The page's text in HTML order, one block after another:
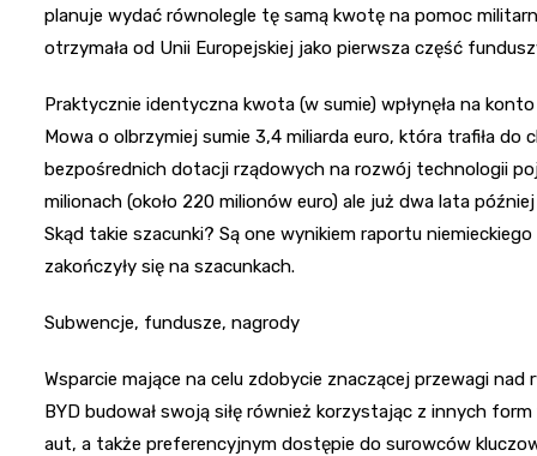
planuje wydać równolegle tę samą kwotę na pomoc
otrzymała od Unii Europejskiej jako pierwsza część
Praktycznie identyczna kwota (w sumie) wpłynęła na
Mowa o olbrzymiej sumie 3,4 miliarda euro, która trafiła
bezpośrednich dotacji rządowych na rozwój technologii
milionach (około 220 milionów euro) ale już dwa lata
Skąd takie szacunki? Są one wynikiem raportu
zakończyły się na szacunkach.
Subwencje, fundusze, nagrody
Wsparcie mające na celu zdobycie znaczącej przewagi
BYD budował swoją siłę również korzystając z innych
aut, a także preferencyjnym dostępie do surowców